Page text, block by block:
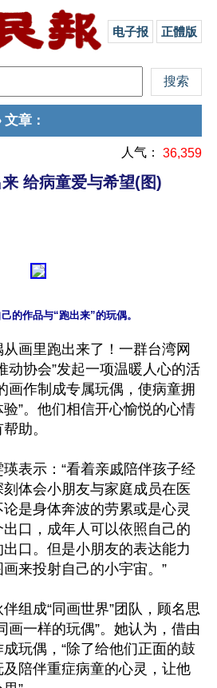
电子报 正體版
文章 ：
人气： 36,359
给病童爱与希望(图)
从画里跑出来了！一群台湾网
动协会”发起一项温暖人心的活
画作制成专属玩偶，使病童拥
”。他们相信开心愉悦的心情
助。
表示：“看着亲戚陪伴孩子经
体会小朋友与家庭成员在医
是身体奔波的劳累或是心灵
口，成年人可以依照自己的
口。但是小朋友的表达能力
来投射自己的小宇宙。”
组成“同画世界”团队，顾名思
画一样的玩偶”。她认为，借由
玩偶，“除了给他们正面的鼓
陪伴重症病童的心灵，让他